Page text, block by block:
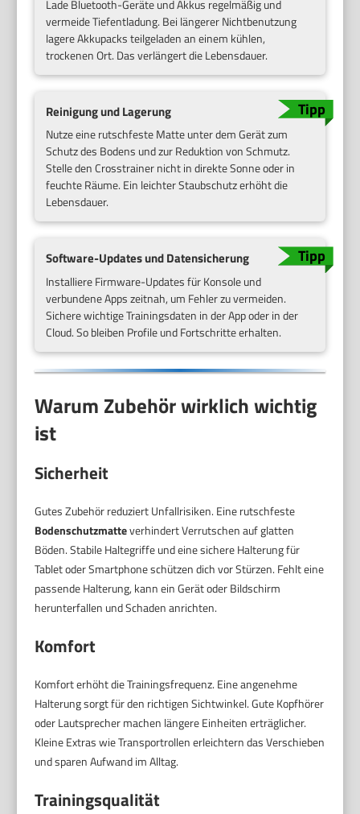
Lade Bluetooth-Geräte und Akkus regelmäßig und
vermeide Tiefentladung. Bei längerer Nichtbenutzung
lagere Akkupacks teilgeladen an einem kühlen,
trockenen Ort. Das verlängert die Lebensdauer.
Reinigung und Lagerung
Nutze eine rutschfeste Matte unter dem Gerät zum
Schutz des Bodens und zur Reduktion von Schmutz.
Stelle den Crosstrainer nicht in direkte Sonne oder in
feuchte Räume. Ein leichter Staubschutz erhöht die
Lebensdauer.
Software-Updates und Datensicherung
Installiere Firmware-Updates für Konsole und
verbundene Apps zeitnah, um Fehler zu vermeiden.
Sichere wichtige Trainingsdaten in der App oder in der
Cloud. So bleiben Profile und Fortschritte erhalten.
Warum Zubehör wirklich wichtig
ist
Sicherheit
Gutes Zubehör reduziert Unfallrisiken. Eine rutschfeste
Bodenschutzmatteverhindert Verrutschen auf glatten
Böden. Stabile Haltegriffe und eine sichere Halterung für
Tablet oder Smartphone schützen dich vor Stürzen. Fehlt eine
passende Halterung, kann ein Gerät oder Bildschirm
herunterfallen und Schaden anrichten.
Komfort
Komfort erhöht die Trainingsfrequenz. Eine angenehme
Halterung sorgt für den richtigen Sichtwinkel. Gute Kopfhörer
oder Lautsprecher machen längere Einheiten erträglicher.
Kleine Extras wie Transportrollen erleichtern das Verschieben
und sparen Aufwand im Alltag.
Trainingsqualität